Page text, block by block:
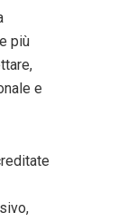
più
e